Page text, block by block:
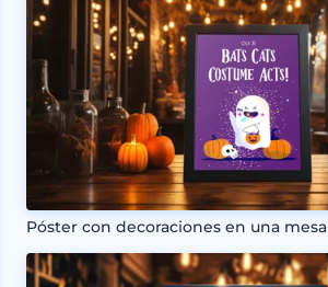
Póster con decoraciones en una mesa